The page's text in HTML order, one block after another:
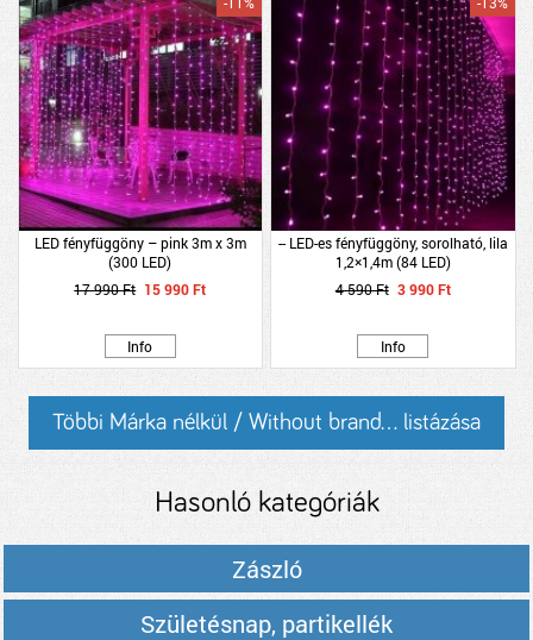
LED fényfüggöny – pink 3m x 3m
(300 LED)
17 990 Ft 15 990 Ft
Info
-- LED-es fényfüggöny, sorolható, lila
1,2×1,4m (84 LED)
4 590 Ft 3 990 Ft
Info
Többi Márka nélkül / Without brand... listázása
Hasonló kategóriák
Zászló
Születésnap, partikellék